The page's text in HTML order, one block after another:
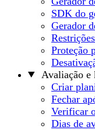
SDK do
Gerador
Proteção
Avaliação e
Criar
Fechar
Verificar
Dias de